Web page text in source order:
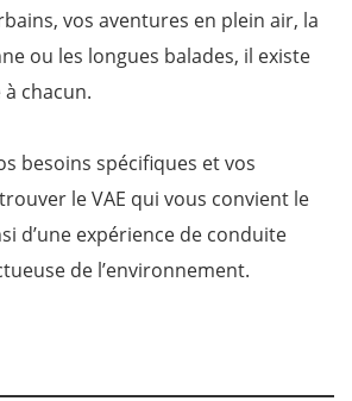
vos aventures en plein air, la
ou les longues balades, il existe
chacun.
besoins spécifiques et vos
le VAE qui vous convient le
d’une expérience de conduite
de l’environnement.